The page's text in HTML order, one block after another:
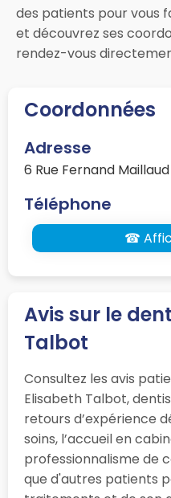
des patients pour vous
et découvrez ses
rendez-vous
Coordonnées
Adresse
6 Rue Fernand
Téléphone
☎
Avis sur le
Talbot
Consultez les avis
Elisabeth Talbot,
retours d’expérience
soins, l’accueil en
professionnalisme de
que d'autres patients